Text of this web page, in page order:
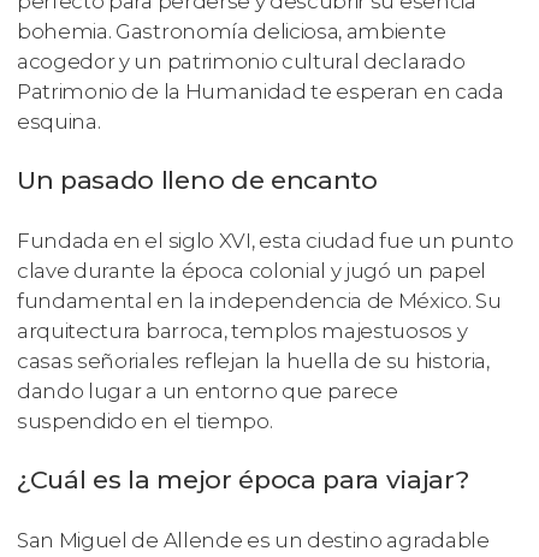
bohemia. Gastronomía deliciosa, ambiente
acogedor y un patrimonio cultural declarado
Patrimonio de la Humanidad te esperan en cada
esquina.
Un pasado lleno de encanto
Fundada en el siglo XVI, esta ciudad fue un punto
clave durante la época colonial y jugó un papel
fundamental en la independencia de México. Su
arquitectura barroca, templos majestuosos y
casas señoriales reflejan la huella de su historia,
dando lugar a un entorno que parece
suspendido en el tiempo.
¿Cuál es la mejor época para viajar?
San Miguel de Allende es un destino agradable